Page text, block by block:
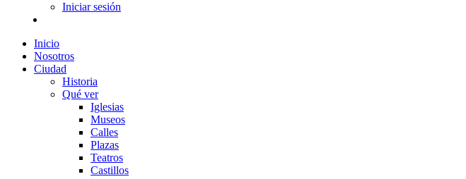
Iniciar sesión
Inicio
Nosotros
Ciudad
Historia
Qué ver
Iglesias
Museos
Calles
Plazas
Teatros
Castillos